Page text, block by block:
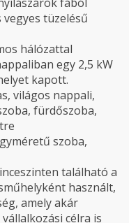
tüzelésű
hálózattal
egy 2,5 kW
kapott.
világos nappali,
fürdőszoba,
szoba,
található a
használt,
amely akár
célra is